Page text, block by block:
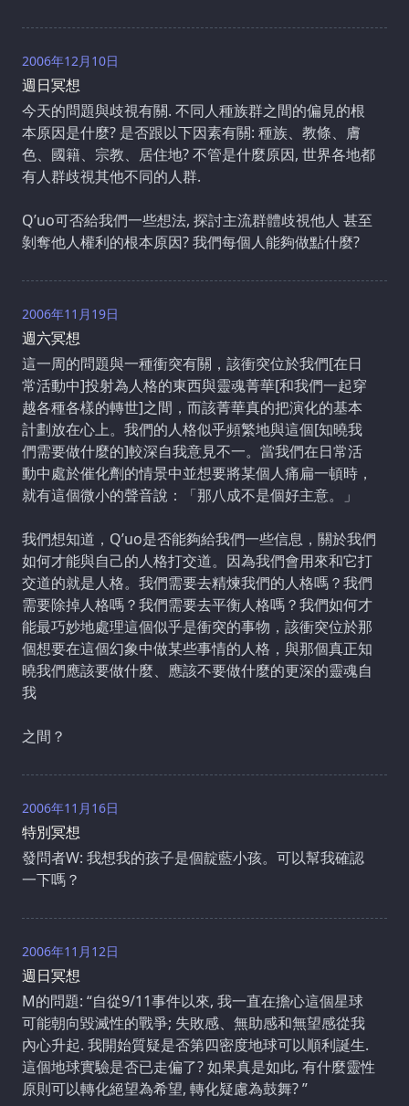
2006年12月10日
週日冥想
今天的問題與歧視有關. 不同人種族群之間的偏見的根
本原因是什麼? 是否跟以下因素有關: 種族、教條、膚
色、國籍、宗教、居住地? 不管是什麼原因, 世界各地都
有人群歧視其他不同的人群.
Q’uo可否給我們一些想法, 探討主流群體歧視他人 甚至
剝奪他人權利的根本原因? 我們每個人能夠做點什麼?
2006年11月19日
週六冥想
這一周的問題與一種衝突有關，該衝突位於我們[在日
常活動中]投射為人格的東西與靈魂菁華[和我們一起穿
越各種各樣的轉世]之間，而該菁華真的把演化的基本
計劃放在心上。我們的人格似乎頻繁地與這個[知曉我
們需要做什麼的]較深自我意見不一。當我們在日常活
動中處於催化劑的情景中並想要將某個人痛扁一頓時，
就有這個微小的聲音說：「那八成不是個好主意。」
我們想知道，Q’uo是否能夠給我們一些信息，關於我們
如何才能與自己的人格打交道。因為我們會用來和它打
交道的就是人格。我們需要去精煉我們的人格嗎？我們
需要除掉人格嗎？我們需要去平衡人格嗎？我們如何才
能最巧妙地處理這個似乎是衝突的事物，該衝突位於那
個想要在這個幻象中做某些事情的人格，與那個真正知
曉我們應該要做什麼、應該不要做什麼的更深的靈魂自
我
之間？
2006年11月16日
特別冥想
發問者W: 我想我的孩子是個靛藍小孩。可以幫我確認
一下嗎？
2006年11月12日
週日冥想
M的問題: “自從9/11事件以來, 我一直在擔心這個星球
可能朝向毀滅性的戰爭; 失敗感、無助感和無望感從我
內心升起. 我開始質疑是否第四密度地球可以順利誕生.
這個地球實驗是否已走偏了? 如果真是如此, 有什麼靈性
原則可以轉化絕望為希望, 轉化疑慮為鼓舞? ”